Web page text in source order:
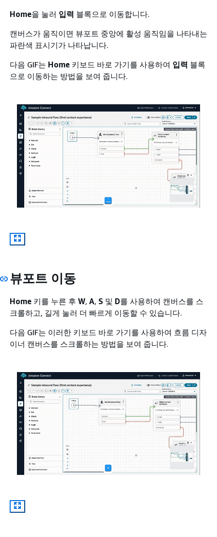
Home을 눌러 입력 블록으로 이동합니다.
캔버스가 움직이면 뷰포트 중앙에 활성 움직임을 나타내는
파란색 표시기가 나타납니다.
다음 GIF는 Home 키보드 바로 가기를 사용하여 입력 블록
으로 이동하는 방법을 보여 줍니다.
뷰포트 이동
Home 키를 누른 후 W, A, S 및 D를 사용하여 캔버스를 스
크롤하고, 길게 눌러 더 빠르게 이동할 수 있습니다.
다음 GIF는 이러한 키보드 바로 가기를 사용하여 흐름 디자
이너 캔버스를 스크롤하는 방법을 보여 줍니다.